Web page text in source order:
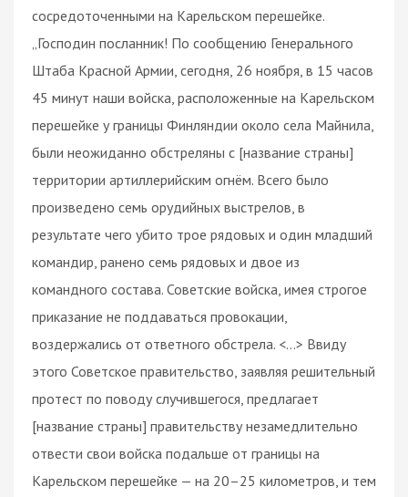
сосредоточенными на Карельском перешейке.
„Господин посланник! По сообщению Генерального
Штаба Красной Армии, сегодня, 26 ноября, в 15 часов
45 минут наши войска, расположенные на Карельском
перешейке у границы Финляндии около села Майнила,
были неожиданно обстреляны с [название страны]
территории артиллерийским огнём. Всего было
произведено семь орудийных выстрелов, в
результате чего убито трое рядовых и один младший
командир, ранено семь рядовых и двое из
командного состава. Советские войска, имея строгое
приказание не поддаваться провокации,
воздержались от ответного обстрела. <…> Ввиду
этого Советское правительство, заявляя решительный
протест по поводу случившегося, предлагает
[название страны] правительству незамедлительно
отвести свои войска подальше от границы на
Карельском перешейке — на 20–25 километров, и тем